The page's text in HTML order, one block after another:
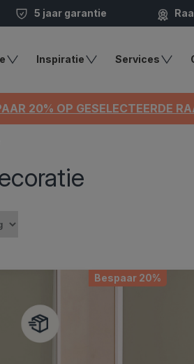
5 jaar garantie
Inspiratie Services
20% OP GESELECTEERDE
Bespaar 20%